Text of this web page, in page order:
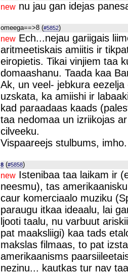
new nu jau gan idejas
omeega==>8 (#5852)
new Ech...nejau gariigais
aritmeetiskais amiitis ir
eiropietis. Tikai vinjiem taa
domaashanu. Taada kaa
Ak, un veel- jebkura
uzskata, ka amiishi ir
kad paraadaas kaads
taa nedomaa un izriikojas
cilveeku.
Vispaareejs stulbums, imho.
8 (#5858)
new Istenibaa taa laikam ir
neesmu), tas
caur komerciaalo muziku
paraugu itkaa ideaalu, lai
ljooti taalu, nu varbuut
pat maaksliigi) kaa tads
makslas filmaas, to pat
amerikaanisms
nezinu... kautkas tur nav